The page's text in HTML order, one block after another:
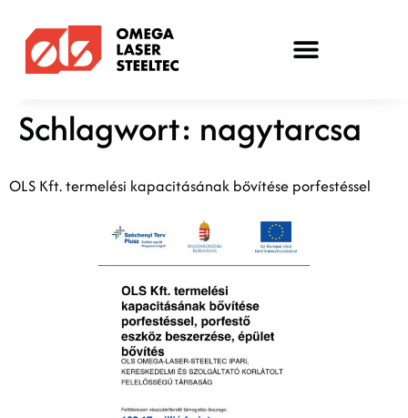
Schlagwort: nagytarcsa
OLS Kft. termelési kapacitásának bővítése porfestéssel